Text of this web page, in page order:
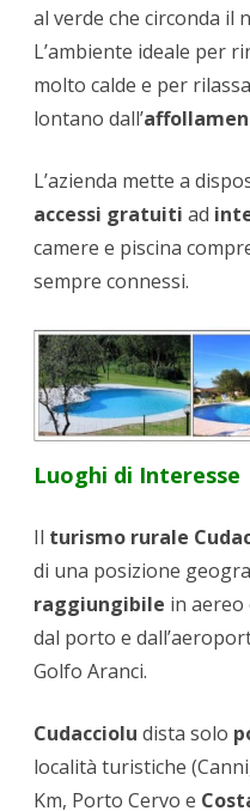
al verde che circonda il
L’ambiente ideale per
molto calde e per
lontano dall’
L’azienda mette a
accessi gratuiti ad
camere e piscina
sempre connessi.
Luoghi di Interesse
Il turismo rurale
di una posizione
raggiungibile in
dal porto e
Golfo Aranci.
Cudacciolu dista solo
località turistiche
Km, Porto Cervo e